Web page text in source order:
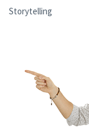
Storytelling